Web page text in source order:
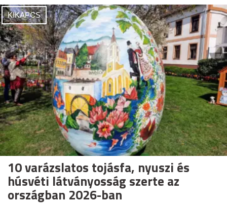
KIKAPCS
10 varázslatos tojásfa, nyuszi és
húsvéti látványosság szerte az
országban 2026-ban